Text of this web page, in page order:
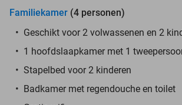
Familiekamer (4 personen)
Geschikt voor 2 volwassenen en 2
1 hoofdslaapkamer met 1
Stapelbed voor 2 kinderen
Badkamer met regendouche en toilet